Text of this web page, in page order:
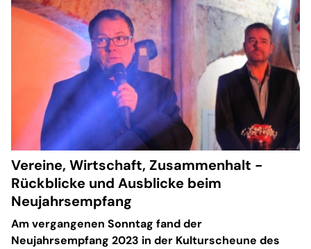
Vereine, Wirtschaft, Zusammenhalt -
Rückblicke und Ausblicke beim
Neujahrsempfang
Am vergangenen Sonntag fand der
Neujahrsempfang 2023 in der Kulturscheune des